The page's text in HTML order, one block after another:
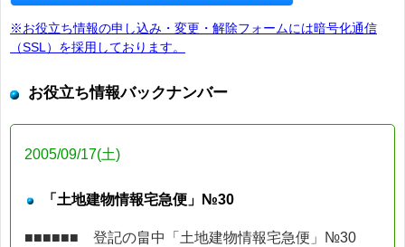
※お役立ち情報の申し込み・変更・解除フォームには暗号化通信
（SSL）を採用しております。
お役立ち情報バックナンバー
2005/09/17(土)
「土地建物情報宅急便」№30
■■■■■■ 登記の畠中「土地建物情報宅急便」№30